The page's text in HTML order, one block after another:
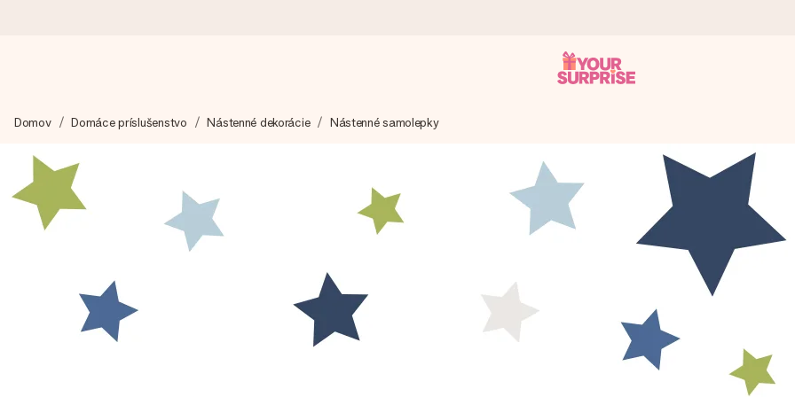
Váš darček starostlivo vyrobíme a bleskovo odošleme – aby ste ho mohli darovať presne v ten správny okamih, keď na tom najviac
4,7 (na základe +15 000 recenzií)
Naše darčeky inšpirujú. Zákazníci nás na Google Reviews hodnotia známkou 4,7.
Kartička s venovaním zdarma
Vytvorte niečo výnimočné v pár jednoduchých krokoch – s jej menom, vašou fotografiou alebo odkazom, ktorý naozaj zahreje
Domov Domáce príslušenstvo Nástenné dekorácie Nástenné samolepky